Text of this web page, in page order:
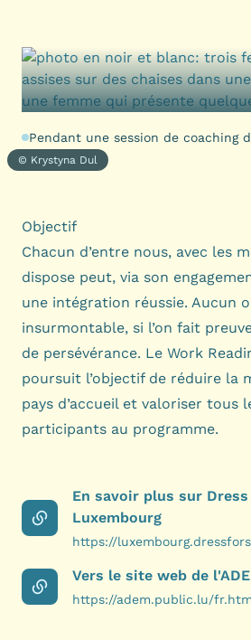
Pendant une session de coaching
© Krystyna Dul
Objectif
Chacun d’entre nous, avec les
dispose peut, via son
une intégration réussie. Aucun
insurmontable, si l’on fait
de persévérance. Le Work
poursuit l’objectif de réduire la
pays d’accueil et valoriser tous
participants au programme.
En savoir plus sur
Luxembourg
https://
Vers le site web de
https://adem.public.lu/